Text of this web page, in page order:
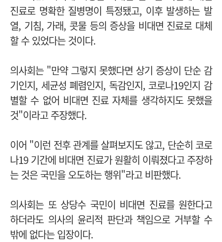
진료로 명확한 질병명이 특정됐고, 이후 발생하는 발
열, 기침, 가래, 콧물 등의 증상을 비대면 진료로 대체
할 수 있었다는 것이다.
의사회는 "만약 그렇지 못했다면 상기 증상이 단순 감
기인지, 세균성 폐렴인지, 독감인지, 코로나19인지 감
별할 수 없어 비대면 진료 자체를 생각하지도 못했을
것"이라고 주장했다.
이어 "이런 전후 관계를 살펴보지도 않고, 단순히 코로
나19 기간에 비대면 진료가 원활히 이뤄졌다고 주장하
는 것은 국민을 오도하는 행위"라고 비판했다.
의사회는 또 상당수 국민이 비대면 진료를 원한다고
하더라도 의사의 윤리적 판단과 책임으로 거부할 수
밖에 없다는 입장이다.